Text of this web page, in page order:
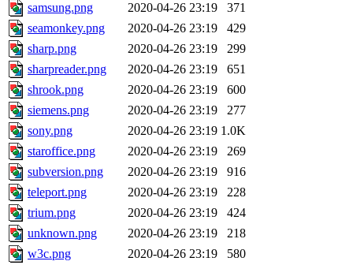
samsung.png
2020-04-26 23:19
371
seamonkey.png
2020-04-26 23:19
429
sharp.png
2020-04-26 23:19
299
sharpreader.png
2020-04-26 23:19
651
shrook.png
2020-04-26 23:19
600
siemens.png
2020-04-26 23:19
277
sony.png
2020-04-26 23:19 1.0K
staroffice.png
2020-04-26 23:19
269
subversion.png
2020-04-26 23:19
916
teleport.png
2020-04-26 23:19
228
trium.png
2020-04-26 23:19
424
unknown.png
2020-04-26 23:19
218
w3c.png
2020-04-26 23:19
580